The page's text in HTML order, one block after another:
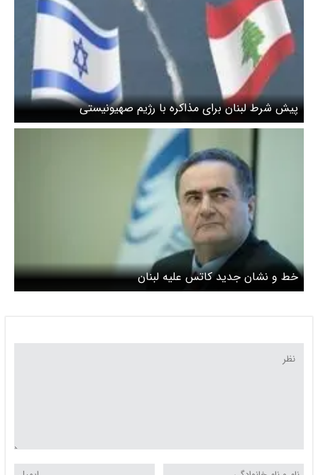
پیش شرط لبنان برای مذاکره با رژیم صهیونیستی
خط و نشان جدید کاتس علیه لبنان